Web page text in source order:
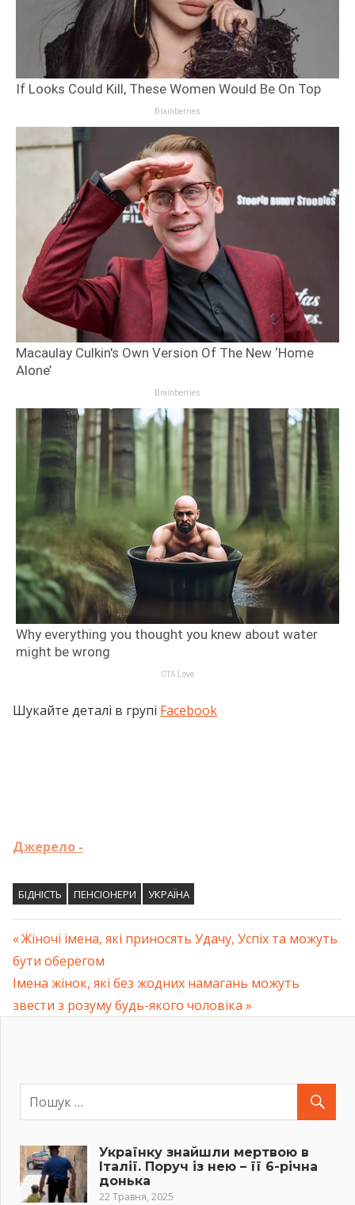
Шукайте деталі в групі Facebook
Джерело -
БІДНІСТЬ ПЕНСІОНЕРИ УКРАЇНА
Навігація
записів
Previous
Post:
Жіночі імена, які приносять Удачу, Успіх та можуть
бути оберегом
Next
Post:
Імена жінок, які без жодних намагань можуть
звести з розуму будь-якого чоловіка
Українку знайшли мертвою в
Італії. Поруч із нею – її 6-річна
донька
22 Травня, 2025